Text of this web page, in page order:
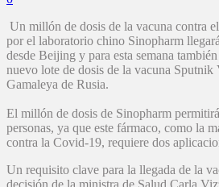
Un millón de dosis de la vacuna contra
por el laboratorio chino Sinopharm
desde Beijing y para esta semana
nuevo lote de dosis de la vacuna Sputnik
Gamaleya de Rusia.
El millón de dosis de Sinopharm
personas, ya que este fármaco, como la
contra la Covid-19, requiere dos
Un requisito clave para la llegada de la